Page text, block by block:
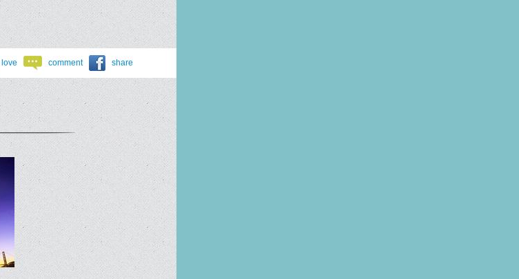
love comment share